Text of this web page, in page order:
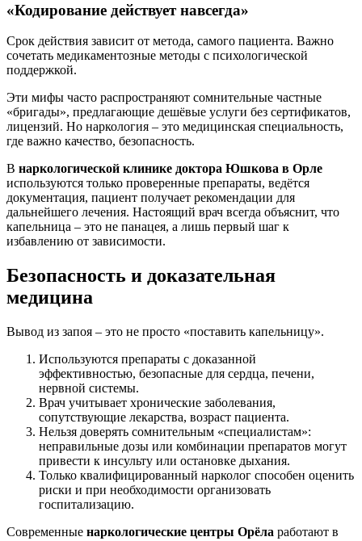
«Кодирование действует навсегда»
Срок действия зависит от метода, самого пациента. Важно
сочетать медикаментозные методы с психологической
поддержкой.
Эти мифы часто распространяют сомнительные частные
«бригады», предлагающие дешёвые услуги без сертификатов,
лицензий. Но наркология – это медицинская специальность,
где важно качество, безопасность.
В наркологической клинике доктора Юшкова в Орле
используются только проверенные препараты, ведётся
документация, пациент получает рекомендации для
дальнейшего лечения. Настоящий врач всегда объяснит, что
капельница – это не панацея, а лишь первый шаг к
избавлению от зависимости.
Безопасность и доказательная
медицина
Вывод из запоя – это не просто «поставить капельницу».
Используются препараты с доказанной
эффективностью, безопасные для сердца, печени,
нервной системы.
Врач учитывает хронические заболевания,
сопутствующие лекарства, возраст пациента.
Нельзя доверять сомнительным «специалистам»:
неправильные дозы или комбинации препаратов могут
привести к инсульту или остановке дыхания.
Только квалифицированный нарколог способен оценить
риски и при необходимости организовать
госпитализацию.
Современные наркологические центры Орёла работают в